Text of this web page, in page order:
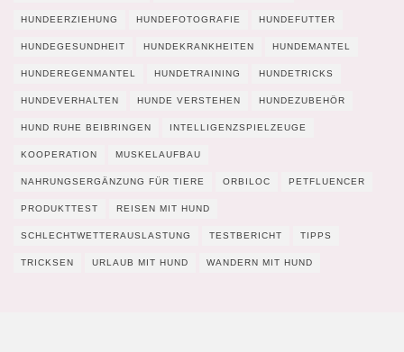
HUNDEERZIEHUNG HUNDEFOTOGRAFIE HUNDEFUTTER
HUNDEGESUNDHEIT HUNDEKRANKHEITEN HUNDEMANTEL
HUNDEREGENMANTEL HUNDETRAINING HUNDETRICKS
HUNDEVERHALTEN HUNDE VERSTEHEN HUNDEZUBEHÖR
HUND RUHE BEIBRINGEN INTELLIGENZSPIELZEUGE
KOOPERATION MUSKELAUFBAU
NAHRUNGSERGÄNZUNG FÜR TIERE ORBILOC PETFLUENCER
PRODUKTTEST REISEN MIT HUND
SCHLECHTWETTERAUSLASTUNG TESTBERICHT TIPPS
TRICKSEN URLAUB MIT HUND WANDERN MIT HUND